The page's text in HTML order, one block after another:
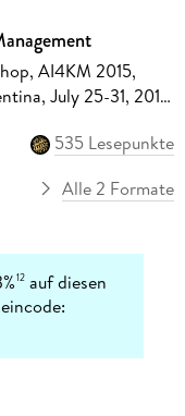
AI4KM 2015,
July 25-31, 2015,
535 Lesepunkte
Alle 2 Formate
12 auf diesen